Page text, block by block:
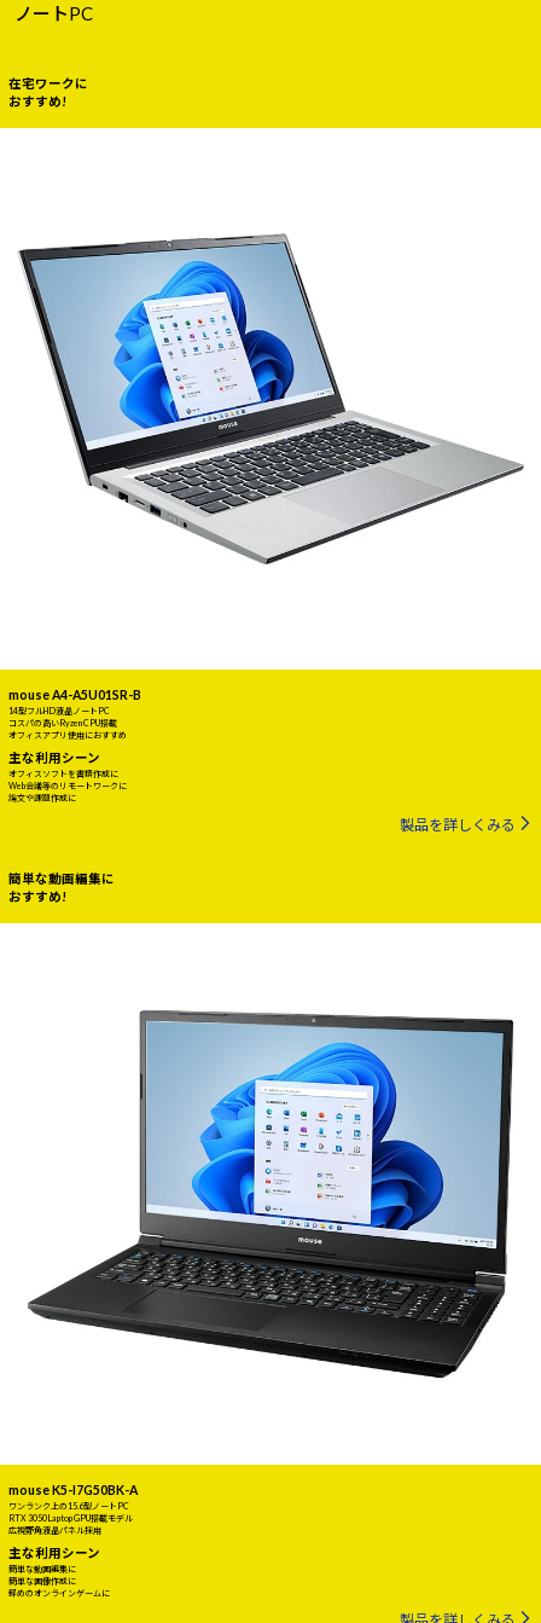
ノートPC
在宅ワークに
おすすめ!
mouse A4-A5U01SR-B
14型フルHD液晶ノートPC
コスパの高いRyzen CPU搭載
オフィスアプリ使用におすすめ
主な利用シーン
オフィスソフトを書類作成に
Web会議等のリモートワークに
論文や課題作成に
製品を詳しくみる
簡単な動画編集に
おすすめ!
mouse K5-I7G50BK-A
ワンランク上の15.6型ノートPC
RTX 3050 Laptop GPU搭載モデル
広視野角液晶パネル採用
主な利用シーン
簡単な動画編集に
簡単な画像作成に
軽めのオンラインゲームに